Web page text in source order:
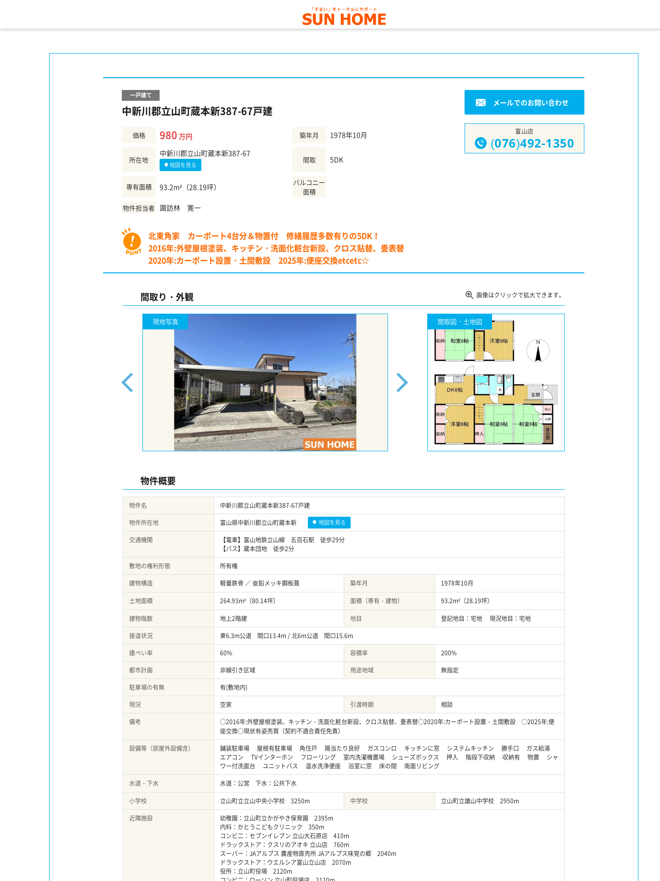
一戸建て
中新川郡立山町蔵本新387-67戸建
価格 980 万円 築年月 1978年10月
所在地
中新川郡立山町蔵本新387-67
地図を見る
間取 5DK
専有面積 93.2m²（28.19坪）
バルコニー
面積
物件担当者 諏訪林 寛一
北東角家 カーポート4台分＆物置付 修繕履歴多数有りの5DK！
2016年:外壁屋根塗装、キッチン・洗面化粧台新設、クロス貼替、畳表替
2020年:カーポート設置・土間敷設 2025年:便座交換etcetc☆
メールでのお問い合わせ
富山店
(076)492-1350
間取り・外観 画像はクリックで拡大できます。
現地写真 間取図・土地図
物件概要
物件名
中新川郡立山町蔵本新387-67戸建
物件所在地
富山県中新川郡立山町蔵本新 地図を見る
交通機関
【電車】富山地鉄立山線 五百石駅 徒歩29分
【バス】蔵本団地 徒歩2分
敷地の権利形態
所有権
建物構造
軽量鉄骨 ／ 亜鉛メッキ鋼板葺 築年月
1978年10月
土地面積
264.93m²（80.14坪） 面積（専有・建物）
93.2m²（28.19坪）
建物階数
地上2階建 地目
登記地目：宅地 現況地目：宅地
接道状況
東6.3m公道 間口13.4m / 北6m公道 間口15.6m
建ぺい率
60% 容積率
200%
都市計画
非線引き区域 用途地域
無指定
駐車場の有無
有(敷地内)
現況
空家 引渡時期
相談
備考
○2016年:外壁屋根塗装、キッチン・洗面化粧台新設、クロス貼替、畳表替○2020年:カーポート設置・土間敷設 ○2025年:便
座交換○現状有姿売買（契約不適合責任免責）
設備等（部屋外設備含）
舗装駐車場 屋根有駐車場 角住戸 陽当たり良好 ガスコンロ キッチンに窓 システムキッチン 勝手口 ガス給湯
エアコン TVインターホン フローリング 室内洗濯機置場 シューズボックス 押入 階段下収納 収納有 物置 シャ
ワー付洗面台 ユニットバス 温水洗浄便座 浴室に窓 床の間 南面リビング
水道・下水
水道：公営 下水：公共下水
小学校
立山町立立山中央小学校 3250m 中学校
立山町立雄山中学校 2950m
近隣施設
幼稚園：立山町立かがやき保育園 2395m
内科：かとうこどもクリニック 350m
コンビ二：セブンイレブン 立山大石原店 410m
ドラックストア：クスリのアオキ 立山店 760m
スーパー：JAアルプス 農産物直売所 JAアルプス味覚の郷 2040m
ドラックストア：ウエルシア富山立山店 2070m
役所：立山町役場 2120m